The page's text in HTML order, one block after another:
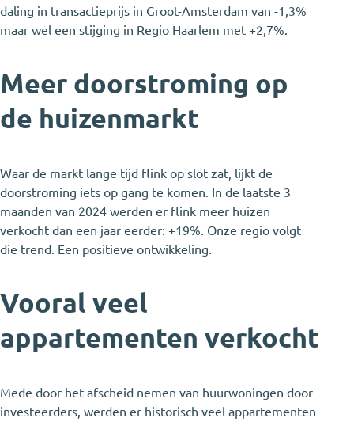
daling in transactieprijs in Groot-Amsterdam van -1,3%
maar wel een stijging in Regio Haarlem met +2,7%.
Meer doorstroming op
de huizenmarkt
Waar de markt lange tijd flink op slot zat, lijkt de
doorstroming iets op gang te komen. In de laatste 3
maanden van 2024 werden er flink meer huizen
verkocht dan een jaar eerder: +19%. Onze regio volgt
die trend. Een positieve ontwikkeling.
Vooral veel
appartementen verkocht
Mede door het afscheid nemen van huurwoningen door
investeerders, werden er historisch veel appartementen